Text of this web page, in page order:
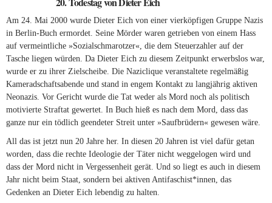
Am 24. Mai 2000 wurde Dieter Eich von einer vierköpfigen Gruppe Nazis
in Berlin-Buch ermordet. Seine Mörder waren getrieben von einem Hass
auf vermeintliche »Sozialschmarotzer«, die dem Steuerzahler auf der
Tasche liegen würden. Da Dieter Eich zu diesem Zeitpunkt erwerbslos war,
wurde er zu ihrer Zielscheibe. Die Naziclique veranstaltete regelmäßig
Kameradschaftsabende und stand in engem Kontakt zu langjährig aktiven
Neonazis. Vor Gericht wurde die Tat weder als Mord noch als politisch
motivierte Straftat gewertet. In Buch hieß es nach dem Mord, dass das
ganze nur ein tödlich geendeter Streit unter »Saufbrüdern« gewesen wäre.
All das ist jetzt nun 20 Jahre her. In diesen 20 Jahren ist viel dafür getan
worden, dass die rechte Ideologie der Täter nicht weggelogen wird und
dass der Mord nicht in Vergessenheit gerät. Und so liegt es auch in diesem
Jahr nicht beim Staat, sondern bei aktiven Antifaschist*innen, das
Gedenken an Dieter Eich lebendig zu halten.